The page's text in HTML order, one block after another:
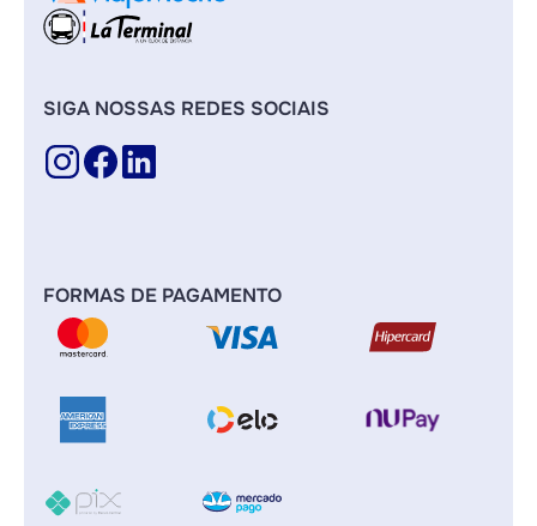
SIGA NOSSAS REDES SOCIAIS
FORMAS DE PAGAMENTO